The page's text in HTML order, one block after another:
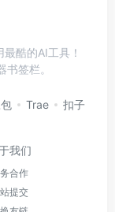
酷的AI工具！
签栏。
Trae
扣子
我们
合作
提交